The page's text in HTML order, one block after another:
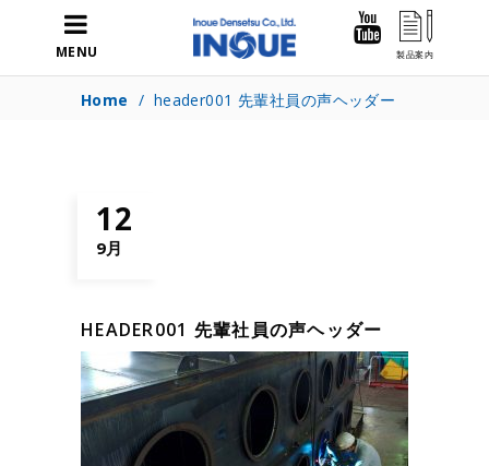
MENU
Home / header001 先輩社員の声ヘッダー
12
9月
HEADER001 先輩社員の声ヘッダー